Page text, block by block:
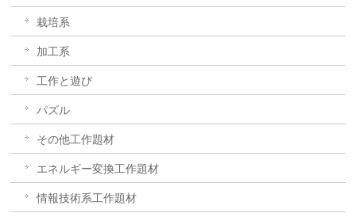
栽培系
加工系
工作と遊び
パズル
その他工作題材
エネルギー変換工作題材
情報技術系工作題材